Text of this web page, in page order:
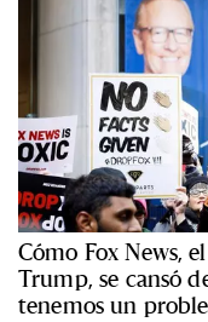
Cómo Fox News,
Trump, se cansó
tenemos un